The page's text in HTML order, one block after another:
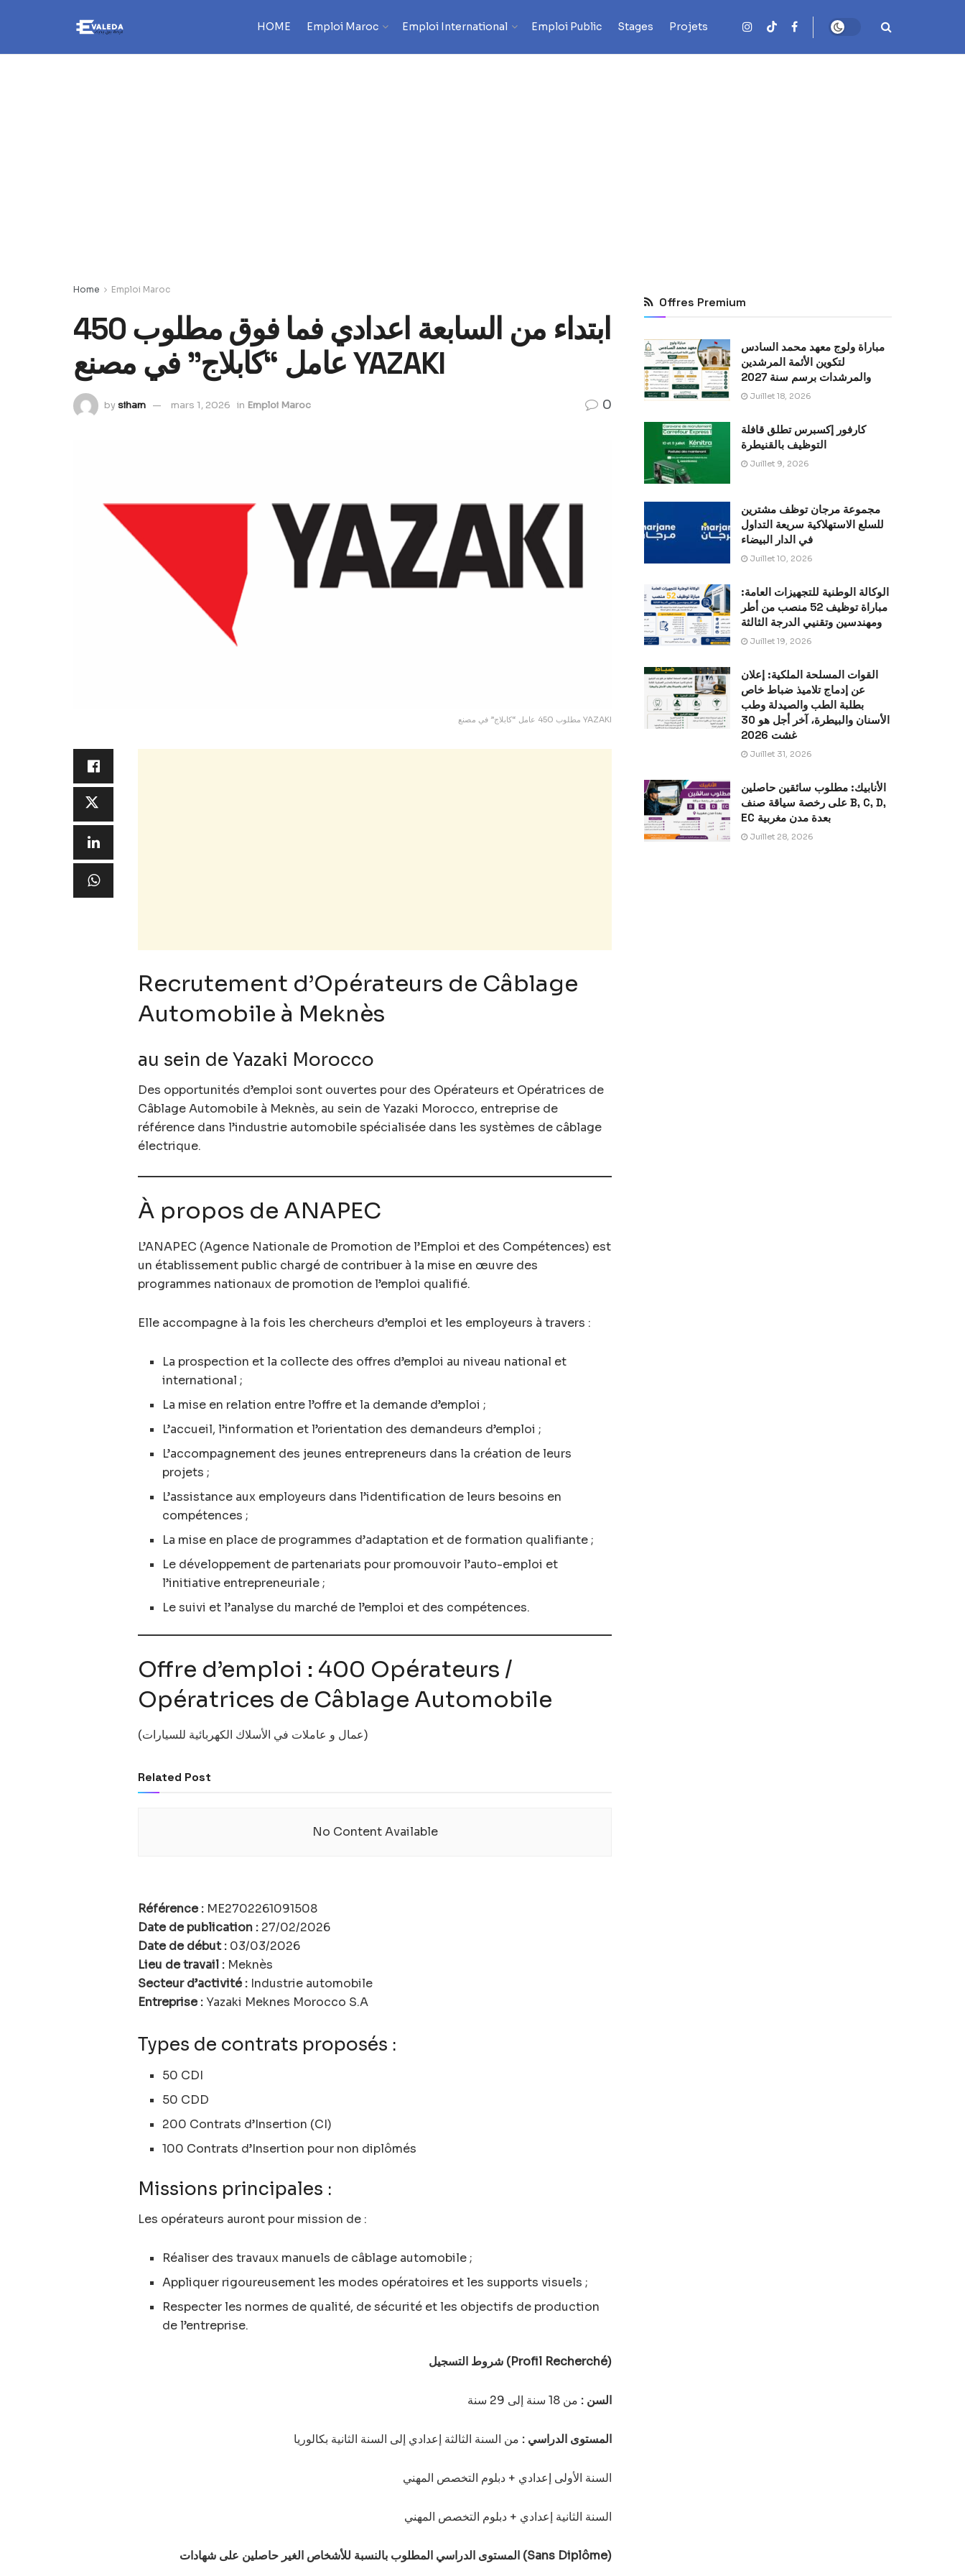
HOME Emploi Maroc Emploi International Emploi Public Stages Projets
Home Emploi Maroc
ابتداء من السابعة اعدادي فما فوق مطلوب 450
عامل “كابلاج” في مصنع YAZAKI
bysiham mars 1, 2026 in Emploi Maroc 0
مطلوب 450 عامل “كابلاج” في مصنع YAZAKI
Recrutement d’Opérateurs de Câblage
Automobile à Meknès
au sein de Yazaki Morocco
Des opportunités d’emploi sont ouvertes pour des Opérateurs et Opératrices de
Câblage Automobile à Meknès, au sein de Yazaki Morocco, entreprise de
référence dans l’industrie automobile spécialisée dans les systèmes de câblage
électrique.
À propos de ANAPEC
L’ANAPEC (Agence Nationale de Promotion de l’Emploi et des Compétences) est
un établissement public chargé de contribuer à la mise en œuvre des
programmes nationaux de promotion de l’emploi qualifié.
Elle accompagne à la fois les chercheurs d’emploi et les employeurs à travers :
La prospection et la collecte des offres d’emploi au niveau national et
international ;
La mise en relation entre l’offre et la demande d’emploi ;
L’accueil, l’information et l’orientation des demandeurs d’emploi ;
L’accompagnement des jeunes entrepreneurs dans la création de leurs
projets ;
L’assistance aux employeurs dans l’identification de leurs besoins en
compétences ;
La mise en place de programmes d’adaptation et de formation qualifiante ;
Le développement de partenariats pour promouvoir l’auto-emploi et
l’initiative entrepreneuriale ;
Le suivi et l’analyse du marché de l’emploi et des compétences.
Offre d’emploi : 400 Opérateurs /
Opératrices de Câblage Automobile
(عمال و عاملات في الأسلاك الكهربائية للسيارات)
Related Post
No Content Available
Référence : ME2702261091508
Date de publication : 27/02/2026
Date de début : 03/03/2026
Lieu de travail : Meknès
Secteur d’activité : Industrie automobile
Entreprise : Yazaki Meknes Morocco S.A
Types de contrats proposés :
50 CDI
50 CDD
200 Contrats d’Insertion (CI)
100 Contrats d’Insertion pour non diplômés
Missions principales :
Les opérateurs auront pour mission de :
Réaliser des travaux manuels de câblage automobile ;
Appliquer rigoureusement les modes opératoires et les supports visuels ;
Respecter les normes de qualité, de sécurité et les objectifs de production
de l’entreprise.
شروط التسجيل (Profil Recherché)
السن : من 18 سنة إلى 29 سنة
المستوى الدراسي : من السنة الثالثة إعدادي إلى السنة الثانية بكالوريا
السنة الأولى إعدادي + دبلوم التخصص المهني
السنة الثانية إعدادي + دبلوم التخصص المهني
المستوى الدراسي المطلوب بالنسبة للأشخاص الغير حاصلين على شهادات (Sans Diplôme)
Offres Premium
مباراة ولوج معهد محمد السادس
لتكوين الأئمة المرشدين
والمرشدات برسم سنة 2027
Juillet 18, 2026
كارفور إكسبرس تطلق قافلة
التوظيف بالقنيطرة
Juillet 9, 2026
مجموعة مرجان توظف مشترين
للسلع الاستهلاكية سريعة التداول
في الدار البيضاء
Juillet 10, 2026
الوكالة الوطنية للتجهيزات العامة:
مباراة توظيف 52 منصب من أطر
ومهندسين وتقنيي الدرجة الثالثة
Juillet 19, 2026
القوات المسلحة الملكية: إعلان
عن إدماج تلاميذ ضباط خاص
بطلبة الطب والصيدلة وطب
الأسنان والبيطرة، آخر أجل هو 30
غشت 2026
Juillet 31, 2026
الأنابيك: مطلوب سائقين حاصلين
على رخصة سياقة صنف B, C, D,
EC بعدة مدن مغربية
Juillet 28, 2026